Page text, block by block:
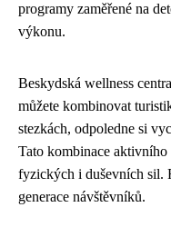
programy zaměřené na
výkonu.
Beskydská wellness
můžete kombinovat
stezkách, odpoledne si
Tato kombinace
fyzických i duševních sil.
generace návštěvníků.